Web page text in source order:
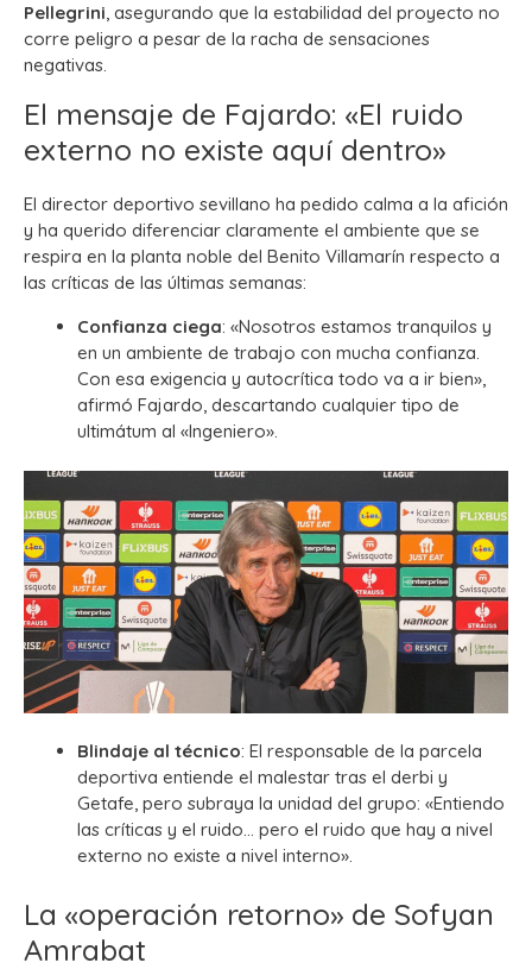
Pellegrini, asegurando que la estabilidad del proyecto no
corre peligro a pesar de la racha de sensaciones
negativas.
El mensaje de Fajardo: «El ruido
externo no existe aquí dentro»
El director deportivo sevillano ha pedido calma a la afición
y ha querido diferenciar claramente el ambiente que se
respira en la planta noble del Benito Villamarín respecto a
las críticas de las últimas semanas:
Confianza ciega: «Nosotros estamos tranquilos y
en un ambiente de trabajo con mucha confianza.
Con esa exigencia y autocrítica todo va a ir bien»,
afirmó Fajardo, descartando cualquier tipo de
ultimátum al «Ingeniero».
Blindaje al técnico: El responsable de la parcela
deportiva entiende el malestar tras el derbi y
Getafe, pero subraya la unidad del grupo: «Entiendo
las críticas y el ruido… pero el ruido que hay a nivel
externo no existe a nivel interno».
La «operación retorno» de Sofyan
Amrabat